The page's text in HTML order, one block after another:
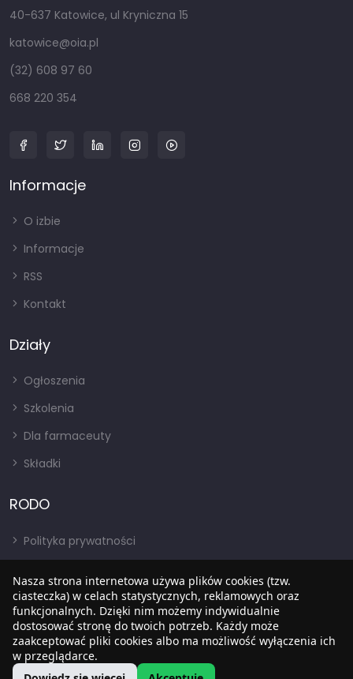
40-637 Katowice, ul Kryniczna 15
katowice@oia.pl
(32) 608 97 60
668 220 354
Informacje
O izbie
Informacje
RSS
Kontakt
Działy
Ogłoszenia
Szkolenia
Dla farmaceuty
Składki
RODO
Polityka prywatności
RODO
BIP
Nasza strona internetowa używa plików cookies (tzw.
ciasteczka) w celach statystycznych, reklamowych oraz
funkcjonalnych. Dzięki nim możemy indywidualnie
dostosować stronę do twoich potrzeb. Każdy może
zaakceptować pliki cookies albo ma możliwość wyłączenia ich
w przeglądarce.